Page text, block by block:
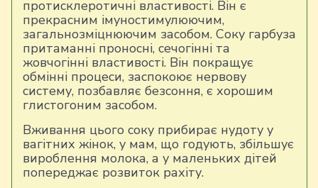
протисклеротичні властивості. Він є
прекрасним імуностимулюючим,
загальнозміцнюючим засобом. Соку гарбуза
притаманні проносні, сечогінні та
жовчогінні властивості. Він покращує
обмінні процеси, заспокоює нервову
систему, позбавляє безсоння, є хорошим
глистогоним засобом.
Вживання цього соку прибирає нудоту у
вагітних жінок, у мам, що годують, збільшує
вироблення молока, а у маленьких дітей
попереджає розвиток рахіту.